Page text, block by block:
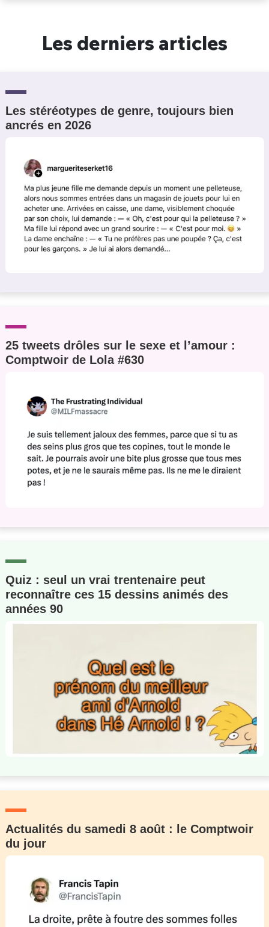
Les derniers articles
Les stéréotypes de genre, toujours bien
ancrés en 2026
25 tweets drôles sur le sexe et l’amour :
Comptwoir de Lola #630
Quiz : seul un vrai trentenaire peut
reconnaître ces 15 dessins animés des
années 90
Actualités du samedi 8 août : le Comptwoir
du jour